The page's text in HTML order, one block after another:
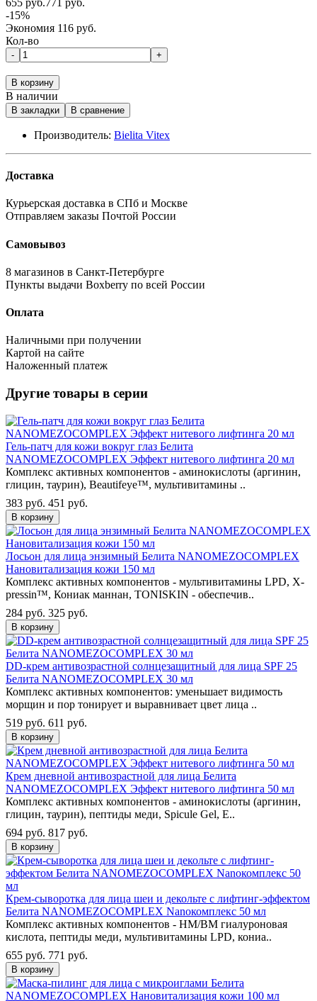
-15%
Экономия 116 руб.
Кол-во
- +
В корзину
В наличии
В закладки В сравнение
Производитель: Bielita Vitex
Доставка
Курьерская доставка в СПб и Москве
Отправляем заказы Почтой России
Самовывоз
8 магазинов в Санкт-Петербурге
Пункты выдачи Boxberry по всей России
Оплата
Наличными при получении
Картой на сайте
Наложенный платеж
Другие товары в серии
Гель-патч для кожи вокруг глаз Белита
NANOMEZOCOMPLEX Эффект нитевого лифтинга 20 мл
Комплекс активных компонентов - аминокислоты (аргинин,
глицин, таурин), Beautifeye™, мультивитамины ..
383 руб. 451 руб.
В корзину
Лосьон для лица энзимный Белита NANOMEZOCOMPLEX
Нановитализация кожи 150 мл
Комплекс активных компонентов - мультивитамины LPD, X-
pressin™, Кониак маннан, TONISKIN - обеспечив..
284 руб. 325 руб.
В корзину
DD-крем антивозрастной солнцезащитный для лица SPF 25
Белита NANOMEZOCOMPLEX 30 мл
Комплекс активных компонентов: уменьшает видимость
морщин и пор тонирует и выравнивает цвет лица ..
519 руб. 611 руб.
В корзину
Крем дневной антивозрастной для лица Белита
NANOMEZOCOMPLEX Эффект нитевого лифтинга 50 мл
Комплекс активных компонентов - аминокислоты (аргинин,
глицин, таурин), пептиды меди, Spicule Gel, E..
694 руб. 817 руб.
В корзину
Крем-сыворотка для лица шеи и декольте с лифтинг-эффектом
Белита NANOMEZOCOMPLEX Nanoкомплекс 50 мл
Комплекс активных компонентов - НМ/ВМ гиалуроновая
кислота, пептиды меди, мультивитамины LPD, кониа..
655 руб. 771 руб.
В корзину